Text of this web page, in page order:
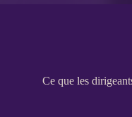
Ce que les